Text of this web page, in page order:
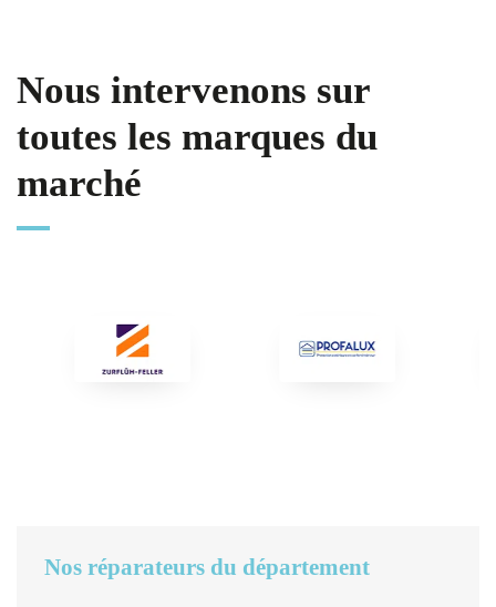
Nous intervenons sur
toutes les marques du
marché
Nos réparateurs du département